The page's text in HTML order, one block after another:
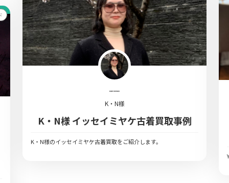
K・N様
K・N様 イッセイミヤケ古着買取事例
K・N様のイッセイミヤケ古着買取をご紹介します。